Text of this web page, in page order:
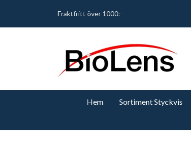
Fraktfritt över 1000:-
Hem Sortiment Styckvis